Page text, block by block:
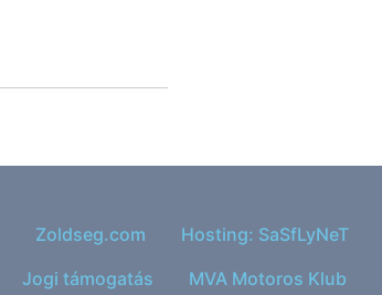
Zoldseg.com Hosting: SaSfLyNeT
Jogi támogatás
MVA Motoros Klub